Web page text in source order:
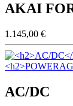
AKAI
1.145,00 €
AC/DC